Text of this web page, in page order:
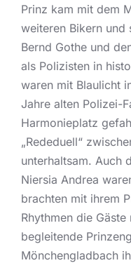
Prinz kam mit dem
weiteren Bikern und
Bernd Gothe und
als Polizisten in
waren mit Blaulicht
Jahre alten Polizei-
Harmonieplatz
„Rededuell“
unterhaltsam. Auch
Niersia Andrea
brachten mit ihrem
Rhythmen die
begleitende
Mönchengladbach